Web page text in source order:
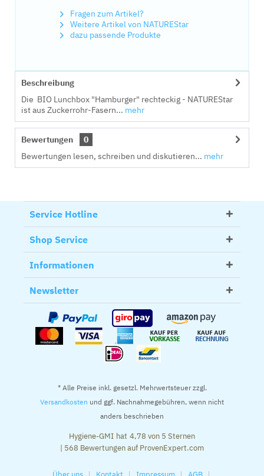
Fragen zum Artikel?
Weitere Artikel von NATUREStar
dazu passende Produkte
Beschreibung
Die BIO Lunchbox "Hamburger" rechteckig - NATUREStar
ist aus Zuckerrohr-Fasern... mehr
Bewertungen
0
Bewertungen lesen, schreiben und diskutieren... mehr
Service Hotline
Shop Service
Informationen
Newsletter
* Alle Preise inkl. gesetzl. Mehrwertsteuer zzgl.
Versandkosten und ggf. Nachnahmegebühren, wenn nicht
anders beschrieben
Hygiene-GMI hat 4,78 von 5 Sternen
| 568 Bewertungen auf ProvenExpert.com